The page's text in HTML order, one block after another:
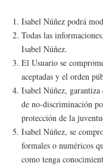
Isabel Núñez podrá
Todas las
Isabel Núñez.
El Usuario se
aceptadas y el orden
Isabel Núñez,
de no-discriminación
protección de la
Isabel Núñez, se
formales o numéricos
como tenga